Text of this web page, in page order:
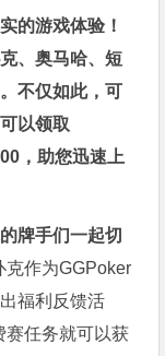
的游戏体验！
、奥马哈、短
不仅如此， 可
以领取
，助您迅速上
牌手们一起切
克作为GGPoker
福利反馈活
赛任务就可以获